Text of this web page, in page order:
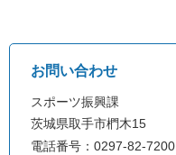
お問い合わせ
スポーツ振興課
茨城県取手市椚木15
電話番号：0297-82-7200